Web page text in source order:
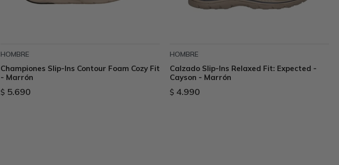
HOMBRE
Championes Slip-Ins Contour Foam Cozy Fit
- Marrón
$ 5.690
HOMBRE
Calzado Slip-Ins Relaxed Fit: Expected -
Cayson - Marrón
$ 4.990